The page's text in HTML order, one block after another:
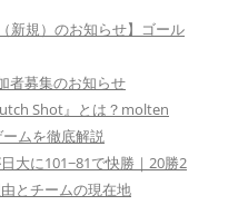
新規）のお知らせ】ゴール
者募集のお知らせ
Shot』とは？molten
ムを徹底解説
大に101−81で快勝｜20勝2
とチームの現在地